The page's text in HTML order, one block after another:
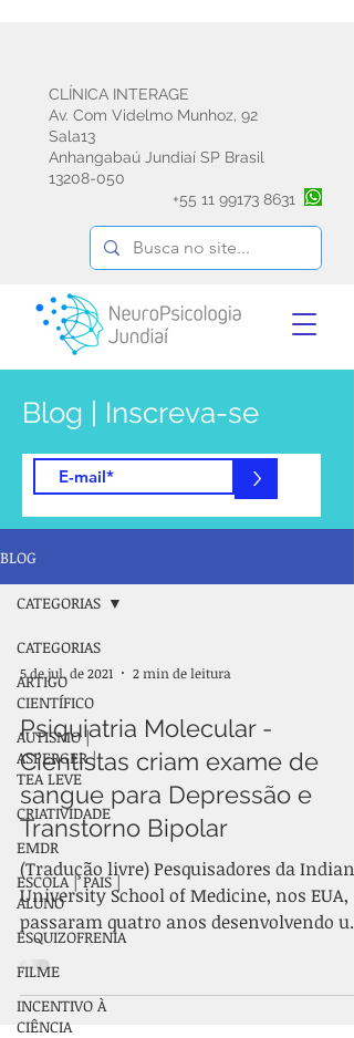
CLÍNICA INTERAGE
Av. Com Videlmo Munhoz, 92
Sala13
Anhangabaú Jundiaí SP Brasil
13208-050
+55 11 99173 8631
Blog | Inscreva-se
emdr avaliação e reabilitação
neuropsicológica
>
BLOG
CATEGORIAS
ARTIGO
CIENTÍFICO
AUTISMO |
ASPERGER |
TEA LEVE
CRIATIVIDADE
EMDR
ESCOLA | PAIS |
ALUNO
ESQUIZOFRENIA
FILME
INCENTIVO À
CIÊNCIA
CATEGORIAS
5 de jul. de 2021 2 min de leitura
Psiquiatria Molecular -
Cientistas criam exame de
sangue para Depressão e
Transtorno Bipolar
(Tradução livre) Pesquisadores da Indiana
University School of Medicine, nos EUA,
passaram quatro anos desenvolvendo um
teste sanguíneo...